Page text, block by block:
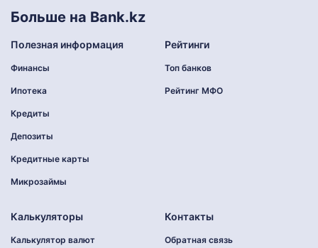
Больше на Bank.kz
Полезная информация
Финансы
Ипотека
Кредиты
Депозиты
Кредитные карты
Микрозаймы
Рейтинги
Топ банков
Рейтинг МФО
Калькуляторы
Калькулятор валют
Контакты
Обратная связь